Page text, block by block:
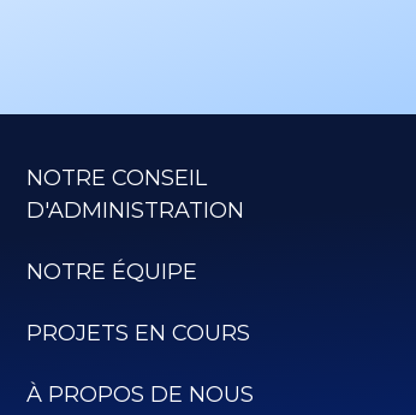
NOTRE CONSEIL
D'ADMINISTRATION
NOTRE ÉQUIPE
PROJETS EN COURS
À PROPOS DE NOUS